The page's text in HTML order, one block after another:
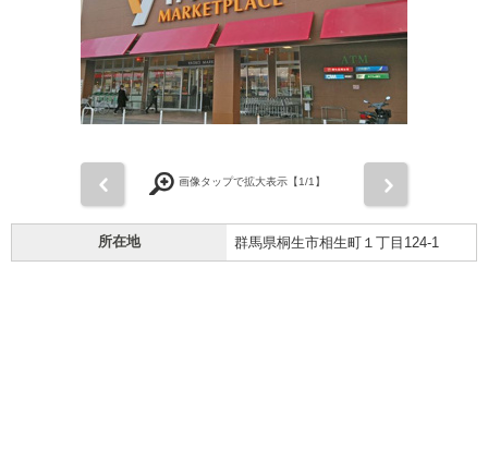
画像タップで拡大表示【1/1】
所在地 群馬県桐生市相生町１丁目124-1